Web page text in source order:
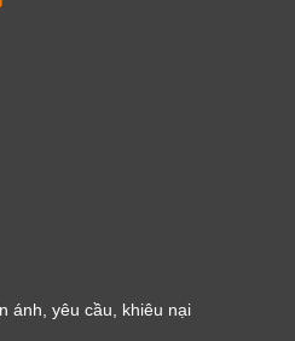
ánh, yêu cầu, khiêu nại